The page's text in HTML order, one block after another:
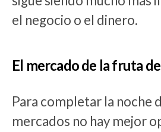
el negocio o el dinero.
El mercado de la fruta
Para completar la noche
mercados no hay mejor